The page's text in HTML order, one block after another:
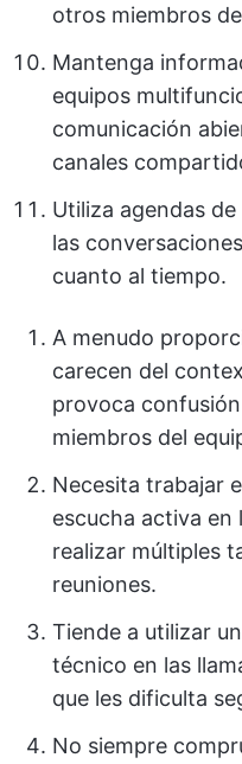
otros miembros
Mantenga
equipos
comunicación
canales
Utiliza agendas
las
cuanto al tiempo.
A menudo
carecen del
provoca
miembros del
Necesita trabajar
escucha activa
realizar múltiples
reuniones.
Tiende a utilizar
técnico en las
que les dificulta
No siempre